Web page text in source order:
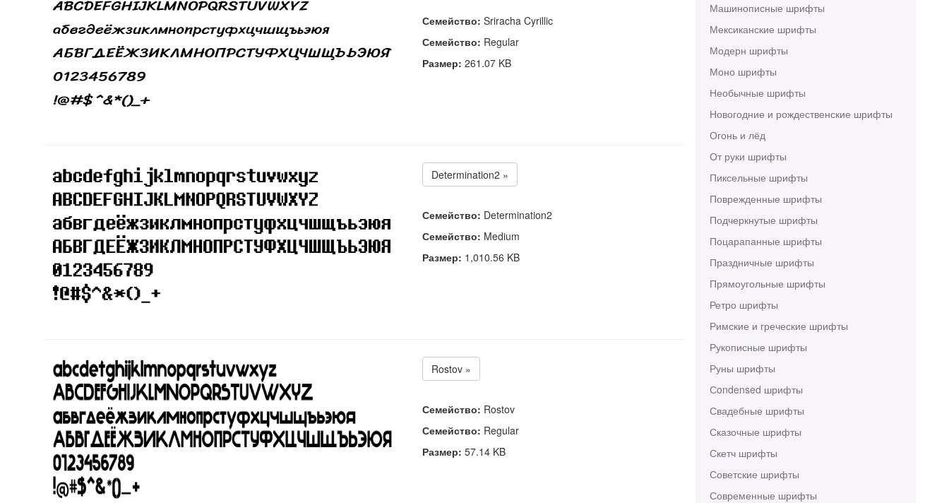
Машинописные шрифты
Мексиканские шрифты
Модерн шрифты
Моно шрифты
Необычные шрифты
Новогодние и рождественские шрифты
Огонь и лёд
От руки шрифты
Пиксельные шрифты
Поврежденные шрифты
Подчеркнутые шрифты
Поцарапанные шрифты
Праздничные шрифты
Прямоугольные шрифты
Ретро шрифты
Римские и греческие шрифты
Рукописные шрифты
Руны шрифты
Сondensed шрифты
Свадебные шрифты
Сказочные шрифты
Скетч шрифты
Советские шрифты
Современные шрифты
Семейство: Sriracha Cyrillic
Семейство: Regular
Размер: 261.07 KB
Determination2 »
Семейство: Determination2
Семейство: Medium
Размер: 1,010.56 KB
Rostov »
Семейство: Rostov
Семейство: Regular
Размер: 57.14 KB